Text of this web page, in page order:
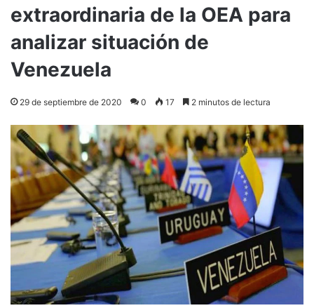
extraordinaria de la OEA para
analizar situación de
Venezuela
29 de septiembre de 2020 0 17 2 minutos de lectura